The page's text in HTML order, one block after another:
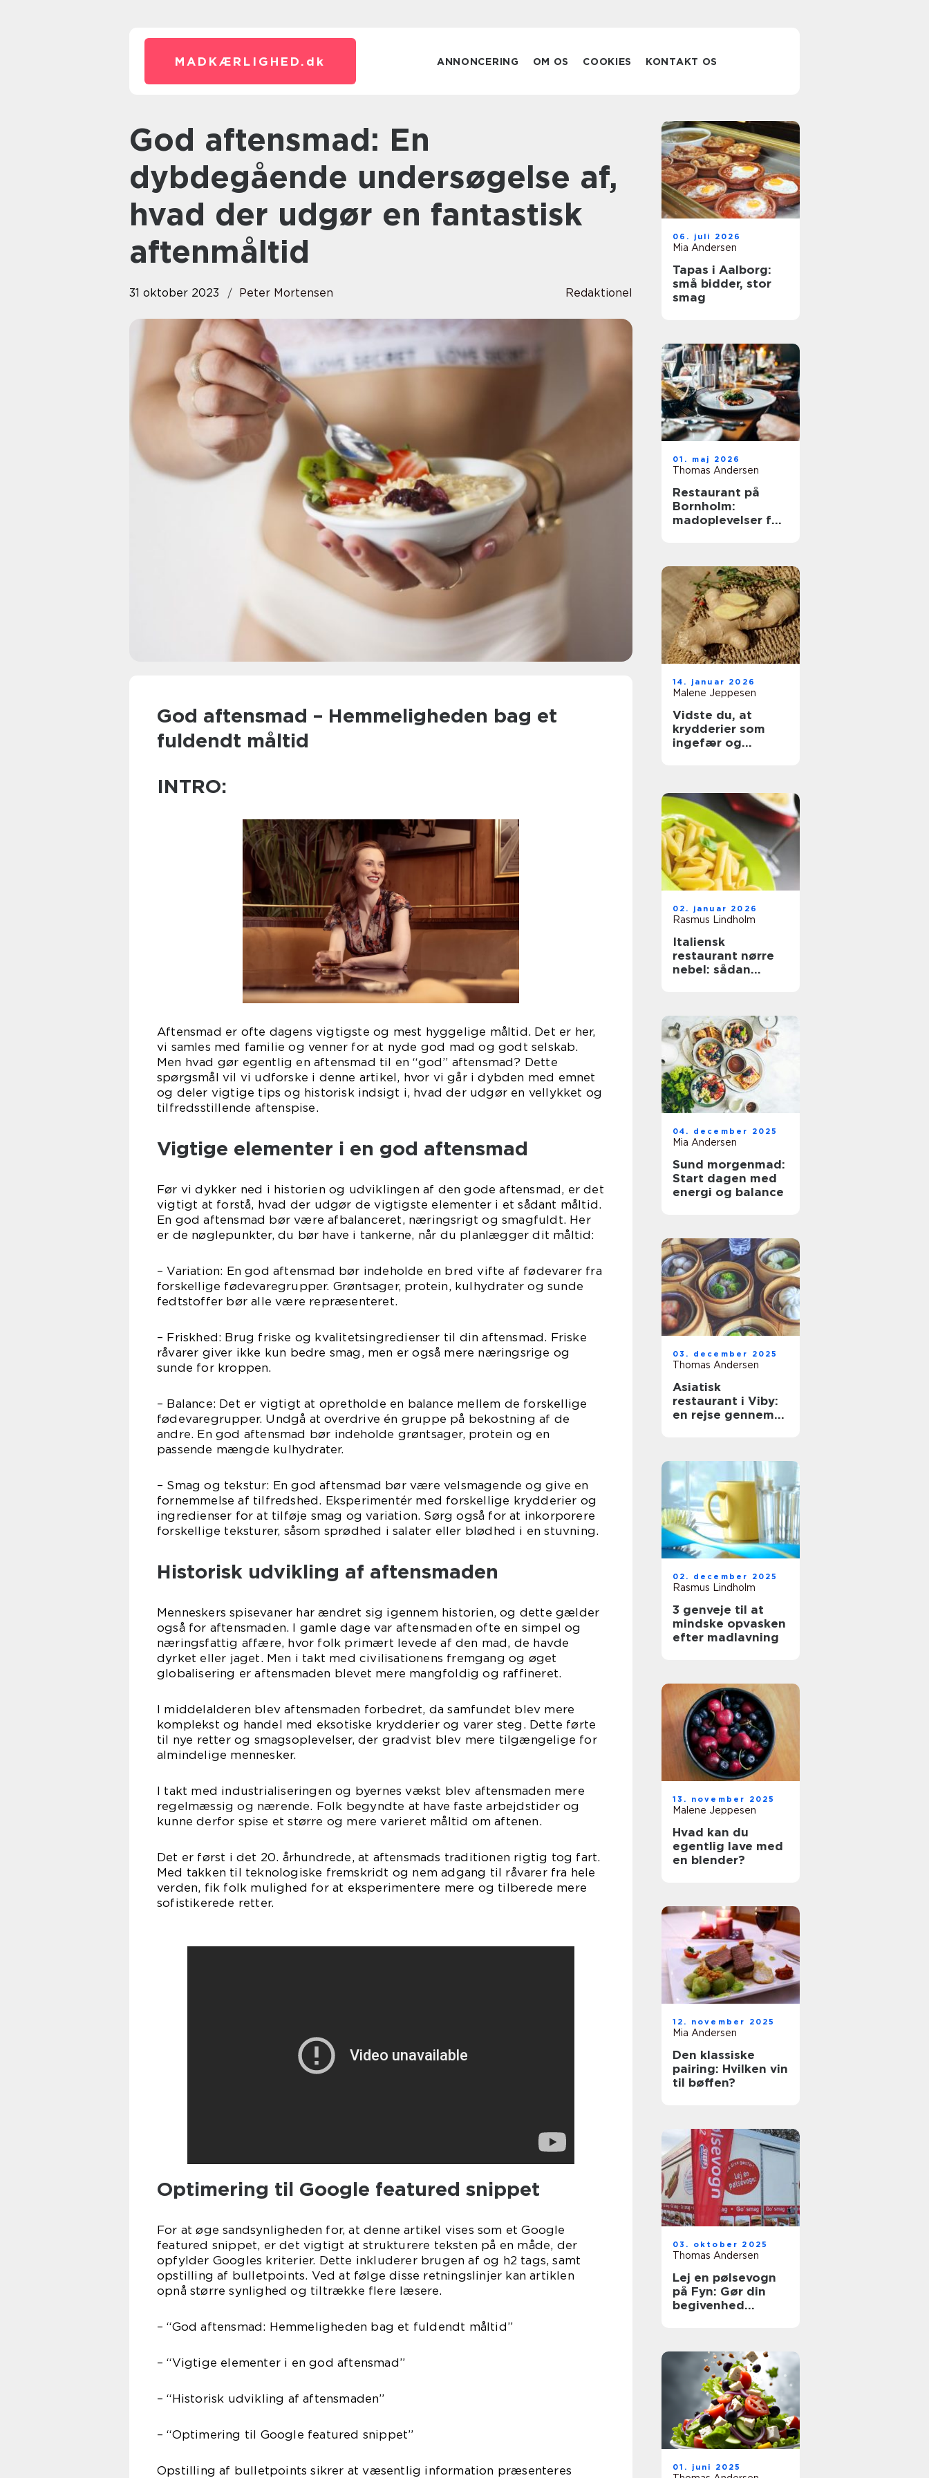
MADKÆRLIGHED. dk ANNONCERING OM OS COOKIES KONTAKT OS
God aftensmad: En
dybdegående undersøgelse af,
hvad der udgør en fantastisk
aftenmåltid
31 oktober 2023 Peter Mortensen Redaktionel
God aftensmad – Hemmeligheden bag et
fuldendt måltid
INTRO:
Aftensmad er ofte dagens vigtigste og mest hyggelige måltid. Det er her,
vi samles med familie og venner for at nyde god mad og godt selskab.
Men hvad gør egentlig en aftensmad til en “god” aftensmad? Dette
spørgsmål vil vi udforske i denne artikel, hvor vi går i dybden med emnet
og deler vigtige tips og historisk indsigt i, hvad der udgør en vellykket og
tilfredsstillende aftenspise.
Vigtige elementer i en god aftensmad
Før vi dykker ned i historien og udviklingen af den gode aftensmad, er det
vigtigt at forstå, hvad der udgør de vigtigste elementer i et sådant måltid.
En god aftensmad bør være afbalanceret, næringsrigt og smagfuldt. Her
er de nøglepunkter, du bør have i tankerne, når du planlægger dit måltid:
– Variation: En god aftensmad bør indeholde en bred vifte af fødevarer fra
forskellige fødevaregrupper. Grøntsager, protein, kulhydrater og sunde
fedtstoffer bør alle være repræsenteret.
– Friskhed: Brug friske og kvalitetsingredienser til din aftensmad. Friske
råvarer giver ikke kun bedre smag, men er også mere næringsrige og
sunde for kroppen.
– Balance: Det er vigtigt at opretholde en balance mellem de forskellige
fødevaregrupper. Undgå at overdrive én gruppe på bekostning af de
andre. En god aftensmad bør indeholde grøntsager, protein og en
passende mængde kulhydrater.
– Smag og tekstur: En god aftensmad bør være velsmagende og give en
fornemmelse af tilfredshed. Eksperimentér med forskellige krydderier og
ingredienser for at tilføje smag og variation. Sørg også for at inkorporere
forskellige teksturer, såsom sprødhed i salater eller blødhed i en stuvning.
Historisk udvikling af aftensmaden
Menneskers spisevaner har ændret sig igennem historien, og dette gælder
også for aftensmaden. I gamle dage var aftensmaden ofte en simpel og
næringsfattig affære, hvor folk primært levede af den mad, de havde
dyrket eller jaget. Men i takt med civilisationens fremgang og øget
globalisering er aftensmaden blevet mere mangfoldig og raffineret.
I middelalderen blev aftensmaden forbedret, da samfundet blev mere
komplekst og handel med eksotiske krydderier og varer steg. Dette førte
til nye retter og smagsoplevelser, der gradvist blev mere tilgængelige for
almindelige mennesker.
I takt med industrialiseringen og byernes vækst blev aftensmaden mere
regelmæssig og nærende. Folk begyndte at have faste arbejdstider og
kunne derfor spise et større og mere varieret måltid om aftenen.
Det er først i det 20. århundrede, at aftensmads traditionen rigtig tog fart.
Med takken til teknologiske fremskridt og nem adgang til råvarer fra hele
verden, fik folk mulighed for at eksperimentere mere og tilberede mere
sofistikerede retter.
Optimering til Google featured snippet
For at øge sandsynligheden for, at denne artikel vises som et Google
featured snippet, er det vigtigt at strukturere teksten på en måde, der
opfylder Googles kriterier. Dette inkluderer brugen af og h2 tags, samt
opstilling af bulletpoints. Ved at følge disse retningslinjer kan artiklen
opnå større synlighed og tiltrække flere læsere.
– “God aftensmad: Hemmeligheden bag et fuldendt måltid”
– “Vigtige elementer i en god aftensmad”
– “Historisk udvikling af aftensmaden”
– “Optimering til Google featured snippet”
Opstilling af bulletpoints sikrer at væsentlig information præsenteres
06. juli 2026
Mia Andersen
Tapas i Aalborg:
små bidder, stor
smag
01. maj 2026
Thomas Andersen
Restaurant på
Bornholm:
madoplevelser for
14. januar 2026
Malene Jeppesen
Vidste du, at
krydderier som
ingefær og
02. januar 2026
Rasmus Lindholm
Italiensk
restaurant nørre
nebel: sådan
04. december 2025
Mia Andersen
Sund morgenmad:
Start dagen med
energi og balance
03. december 2025
Thomas Andersen
Asiatisk
restaurant i Viby:
en rejse gennem
02. december 2025
Rasmus Lindholm
3 genveje til at
mindske opvasken
efter madlavning
13. november 2025
Malene Jeppesen
Hvad kan du
egentlig lave med
en blender?
12. november 2025
Mia Andersen
Den klassiske
pairing: Hvilken vin
til bøffen?
03. oktober 2025
Thomas Andersen
Lej en pølsevogn
på Fyn: Gør din
begivenhed
01. juni 2025